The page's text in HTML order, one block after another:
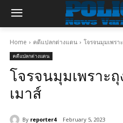
Home คดีแปลกต่างแดน โจรจนมุมเพรา
คดีแปลกต่างแดน
โจรจนมุมเพราะ
เมาส์
By reporter4 February 5, 2023